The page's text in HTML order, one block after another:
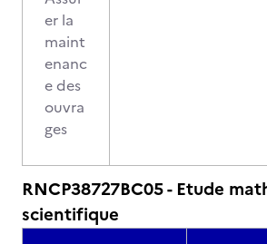
er la
maint
enanc
e des
ouvra
ges
RNCP38727BC05 - Etude
scientifique